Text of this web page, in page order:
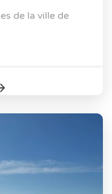
de la ville de